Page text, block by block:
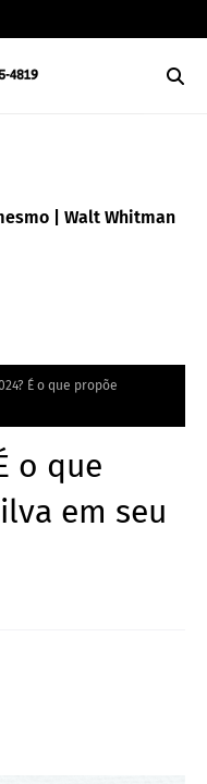
mesmo | Walt Whitman
de cotas raciais no
ruptura na
É o que propõe
o que
em seu